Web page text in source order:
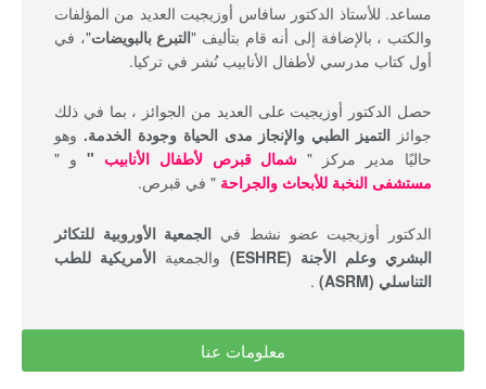
مساعد. للأستاذ الدكتور سافاس أوزيجيت العديد من المؤلفات
والكتب ، بالإضافة إلى أنه قام بتأليف "التبرع بالبويضات"، في
أول كتاب مدرسي لأطفال الأنابيب نُشر في تركيا.
حصل الدكتور أوزيجيت على العديد من الجوائز ، بما في ذلك
جوائز التميز الطبي والإنجاز مدى الحياة وجودة الخدمة. وهو
حاليًا مدير مركز " شمال قبرص لأطفال الأنابيب " و "
مستشفى النخبة للأبحاث والجراحة " في قبرص.
الدكتور أوزيجيت عضو نشط في الجمعية الأوروبية للتكاثر
البشري وعلم الأجنة (ESHRE)
والجمعية الأمريكية للطب
التناسلي (ASRM)
.
معلومات عنا